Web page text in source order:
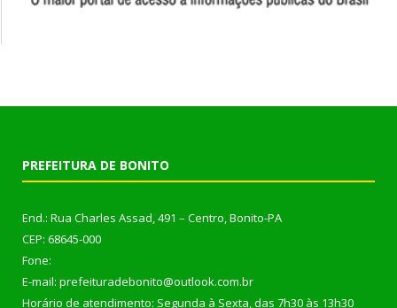
PREFEITURA DE BONITO
End.: Rua Charles Assad, 491 – Centro, Bonito-PA
CEP: 68645-000
Fone:
E-mail: prefeituradebonito@outlook.com.br
Horário de atendimento: Segunda à Sexta, das 7h30 às 13h30